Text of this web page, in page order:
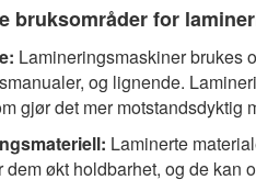
bruksområder for
Lamineringsmaskiner brukes
og lignende.
gjør det mer motstandsdyktig
Laminerte
økt holdbarhet, og de kan